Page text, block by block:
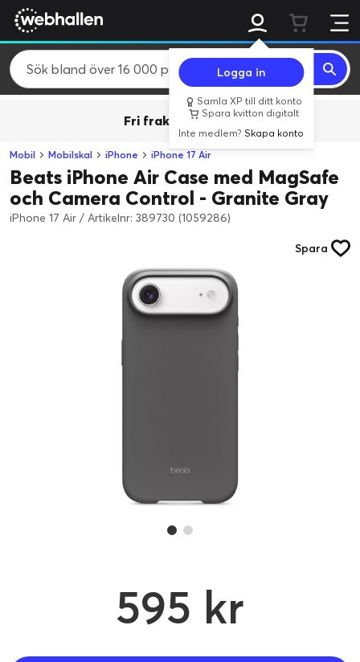
Logga in
Samla XP till ditt konto
Spara kvitton digitalt
Inte medlem?Skapa konto
Fri frakt över 800 kr.
Mobil Mobilskal iPhone iPhone 17 Air
Beats iPhone Air Case med MagSafe
och Camera Control - Granite Gray
iPhone 17 Air / Artikelnr: 389730 (1059286)
Spara
595 kr